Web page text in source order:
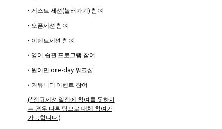
ꞏ 게스트 세션(놀러가기) 참여
ꞏ 오픈세션 참여
ꞏ 이벤트세션 참여
ꞏ 영어 습관 프로그램 참여
ꞏ 원어민 one-day 워크샵
ꞏ 커뮤니티 이벤트 참여
(*정규세션 일정에 참여를 못하시
는 경우 다른 팀으로 대체 참여가
가능합니다.)